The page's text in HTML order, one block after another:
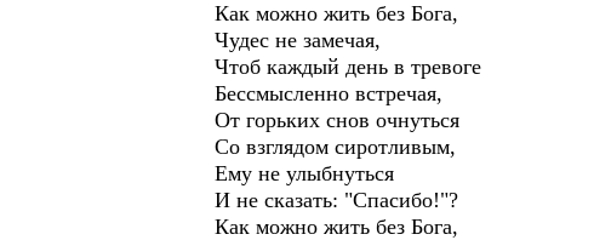
Как можно жить без Бога,
Чудес не замечая,
Чтоб каждый день в тревоге
Бессмысленно встречая,
От горьких снов очнуться
Со взглядом сиротливым,
Ему не улыбнуться
И не сказать: "Спасибо!"?
Как можно жить без Бога,